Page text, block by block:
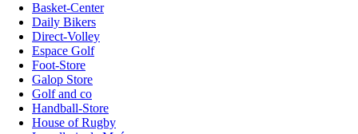
Basket-Center
Daily Bikers
Direct-Volley
Espace Golf
Foot-Store
Galop Store
Golf and co
Handball-Store
House of Rugby